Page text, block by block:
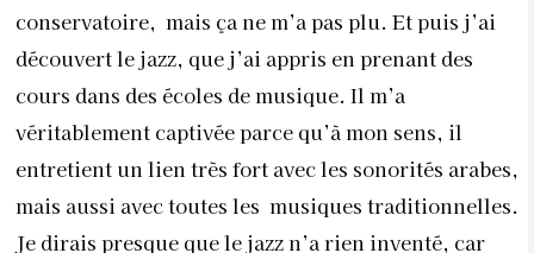
conservatoire, mais ça ne m’a pas plu. Et puis j’ai
découvert le jazz, que j’ai appris en prenant des
cours dans des écoles de musique. Il m’a
véritablement captivée parce qu’à mon sens, il
entretient un lien très fort avec les sonorités arabes,
mais aussi avec toutes les musiques traditionnelles.
Je dirais presque que le jazz n’a rien inventé, car